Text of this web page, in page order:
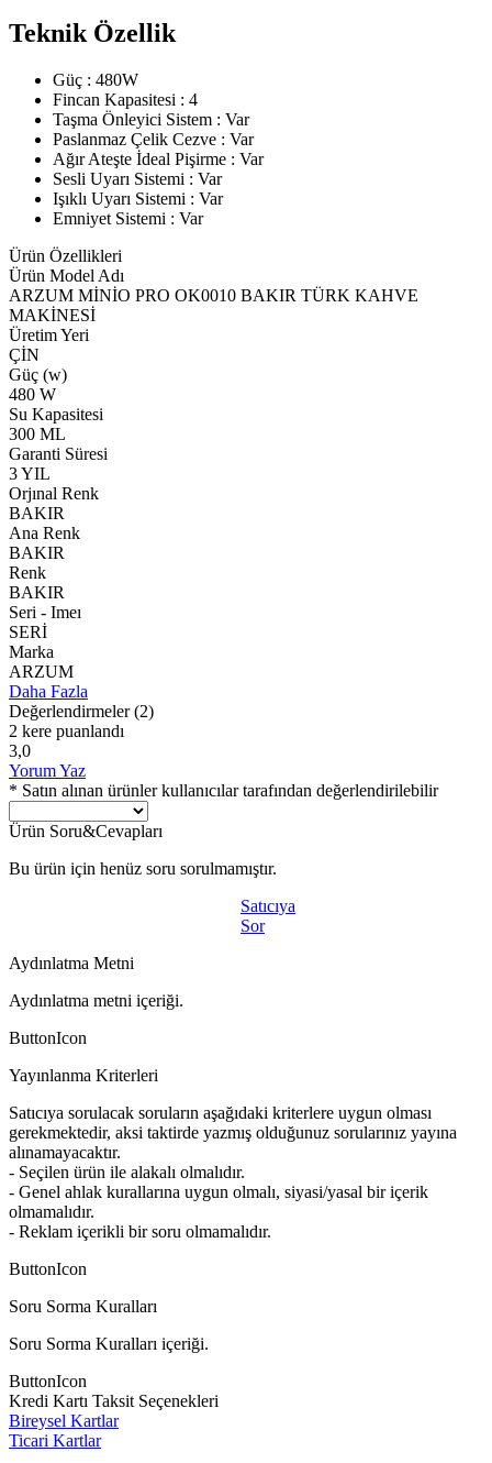
Teknik Özellik
Güç : 480W
Fincan Kapasitesi : 4
Taşma Önleyici Sistem : Var
Paslanmaz Çelik Cezve : Var
Ağır Ateşte İdeal Pişirme : Var
Sesli Uyarı Sistemi : Var
Işıklı Uyarı Sistemi : Var
Emniyet Sistemi : Var
Ürün Özellikleri
Ürün Model Adı
ARZUM MİNİO PRO OK0010 BAKIR TÜRK KAHVE
MAKİNESİ
Üretim Yeri
ÇİN
Güç (w)
480 W
Su Kapasitesi
300 ML
Garanti Süresi
3 YIL
Orjınal Renk
BAKIR
Ana Renk
BAKIR
Renk
BAKIR
Seri - Imeı
SERİ
Marka
ARZUM
Daha Fazla
Değerlendirmeler (2)
2 kere puanlandı
3,0
Yorum Yaz
* Satın alınan ürünler kullanıcılar tarafından değerlendirilebilir
Ürün Soru&Cevapları
Bu ürün için henüz soru sorulmamıştır.
Satıcıya
Sor
Aydınlatma Metni
Aydınlatma metni içeriği.
ButtonIcon
Yayınlanma Kriterleri
Satıcıya sorulacak soruların aşağıdaki kriterlere uygun olması
gerekmektedir, aksi taktirde yazmış olduğunuz sorularınız yayına
alınamayacaktır.
- Seçilen ürün ile alakalı olmalıdır.
- Genel ahlak kurallarına uygun olmalı, siyasi/yasal bir içerik
olmamalıdır.
- Reklam içerikli bir soru olmamalıdır.
ButtonIcon
Soru Sorma Kuralları
Soru Sorma Kuralları içeriği.
ButtonIcon
Kredi Kartı Taksit Seçenekleri
Bireysel Kartlar
Ticari Kartlar